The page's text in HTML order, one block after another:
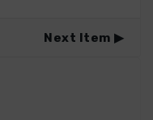
Next Item